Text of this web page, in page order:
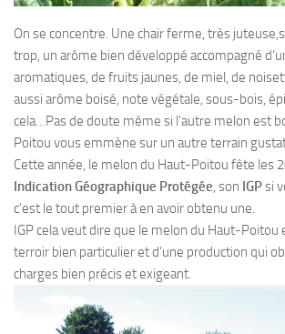
On se concentre. Une chair ferme, très
trop, un arôme bien développé accompagné
aromatiques, de fruits jaunes, de miel, de
aussi arôme boisé, note végétale, sous-bois,
cela…Pas de doute même si l’autre melon est
Poitou vous emmène sur un autre terrain
Cette année, le melon du Haut-Poitou fête les
Indication Géographique Protégée, son IGPsi
c’est le tout premier à en avoir obtenu une.
IGP cela veut dire que le melon du Haut-Poitou
terroir bien particulier et d’une production qui
charges bien précis et exigeant.